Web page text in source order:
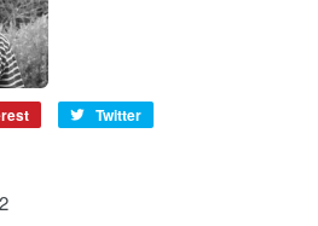
Twitter